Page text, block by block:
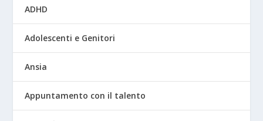
ADHD
Adolescenti e Genitori
Ansia
Appuntamento con il talento